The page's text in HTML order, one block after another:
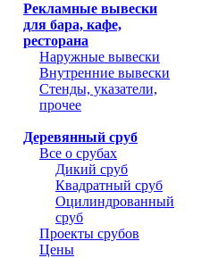
Рекламные вывески
для бара, кафе,
ресторана
Наружные вывески
Внутренние вывески
Стенды, указатели,
прочее
Деревянный сруб
Все о срубах
Дикий сруб
Квадратный сруб
Оцилиндрованный
сруб
Проекты срубов
Цены